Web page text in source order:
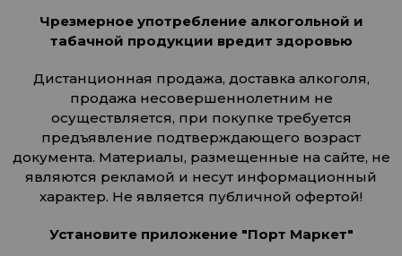
Чрезмерное употребление алкогольной и
табачной продукции вредит здоровью
Дистанционная продажа, доставка алкоголя,
продажа несовершеннолетним не
осуществляется, при покупке требуется
предъявление подтверждающего возраст
документа. Материалы, размещенные на сайте, не
являются рекламой и несут информационный
характер. Не является публичной офертой!
Установите приложение "Порт Маркет"